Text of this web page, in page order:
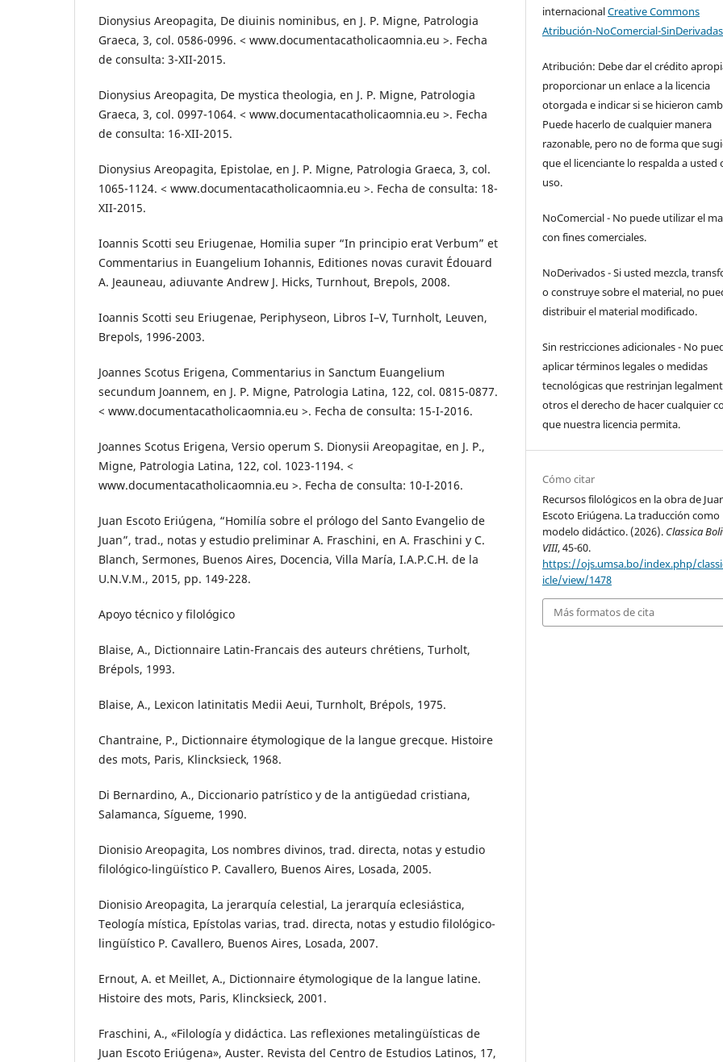
Dionysius Areopagita, De diuinis nominibus, en J. P. Migne, Patrologia
Graeca, 3, col. 0586-0996. < www.documentacatholicaomnia.eu >. Fecha
de consulta: 3-XII-2015.
Dionysius Areopagita, De mystica theologia, en J. P. Migne, Patrologia
Graeca, 3, col. 0997-1064. < www.documentacatholicaomnia.eu >. Fecha
de consulta: 16-XII-2015.
Dionysius Areopagita, Epistolae, en J. P. Migne, Patrologia Graeca, 3, col.
1065-1124. < www.documentacatholicaomnia.eu >. Fecha de consulta: 18-
XII-2015.
Ioannis Scotti seu Eriugenae, Homilia super “In principio erat Verbum” et
Commentarius in Euangelium Iohannis, Editiones novas curavit Édouard
A. Jeauneau, adiuvante Andrew J. Hicks, Turnhout, Brepols, 2008.
Ioannis Scotti seu Eriugenae, Periphyseon, Libros I–V, Turnholt, Leuven,
Brepols, 1996-2003.
Joannes Scotus Erigena, Commentarius in Sanctum Euangelium
secundum Joannem, en J. P. Migne, Patrologia Latina, 122, col. 0815-0877.
< www.documentacatholicaomnia.eu >. Fecha de consulta: 15-I-2016.
Joannes Scotus Erigena, Versio operum S. Dionysii Areopagitae, en J. P.,
Migne, Patrologia Latina, 122, col. 1023-1194. <
www.documentacatholicaomnia.eu >. Fecha de consulta: 10-I-2016.
Juan Escoto Eriúgena, “Homilía sobre el prólogo del Santo Evangelio de
Juan”, trad., notas y estudio preliminar A. Fraschini, en A. Fraschini y C.
Blanch, Sermones, Buenos Aires, Docencia, Villa María, I.A.P.C.H. de la
U.N.V.M., 2015, pp. 149-228.
Apoyo técnico y filológico
Blaise, A., Dictionnaire Latin-Francais des auteurs chrétiens, Turholt,
Brépols, 1993.
Blaise, A., Lexicon latinitatis Medii Aeui, Turnholt, Brépols, 1975.
Chantraine, P., Dictionnaire étymologique de la langue grecque. Histoire
des mots, Paris, Klincksieck, 1968.
Di Bernardino, A., Diccionario patrístico y de la antigüedad cristiana,
Salamanca, Sígueme, 1990.
Dionisio Areopagita, Los nombres divinos, trad. directa, notas y estudio
filológico-lingüístico P. Cavallero, Buenos Aires, Losada, 2005.
Dionisio Areopagita, La jerarquía celestial, La jerarquía eclesiástica,
Teología mística, Epístolas varias, trad. directa, notas y estudio filológico-
lingüístico P. Cavallero, Buenos Aires, Losada, 2007.
Ernout, A. et Meillet, A., Dictionnaire étymologique de la langue latine.
Histoire des mots, Paris, Klincksieck, 2001.
Fraschini, A., «Filología y didáctica. Las reflexiones metalingüísticas de
Juan Escoto Eriúgena», Auster. Revista del Centro de Estudios Latinos, 17,
internacionalCreative Commons
Atribución-NoComercial-
Atribución: Debe dar el crédito
proporcionar un enlace a la licencia
otorgada e indicar si se hicieron
Puede hacerlo de cualquier manera
razonable, pero no de forma que
que el licenciante lo respalda a usted
uso.
NoComercial - No puede utilizar el
con fines comerciales.
NoDerivados - Si usted mezcla,
o construye sobre el material, no
distribuir el material modificado.
Sin restricciones adicionales - No
aplicar términos legales o medidas
tecnológicas que restrinjan
otros el derecho de hacer cualquier
que nuestra licencia permita.
Cómo citar
Recursos filológicos en la obra de
Escoto Eriúgena. La traducción como
modelo didáctico. (2026). Classica
VIII, 45-60.
https://ojs.umsa.bo/index.php/
icle/view/1478
Más formatos de cita